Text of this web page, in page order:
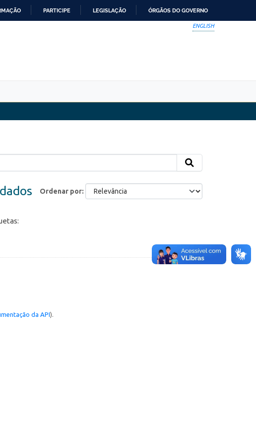
PARTICIPE LEGISLAÇÃO ÓRGÃOS DO GOVERNO
ENGLISH
Ordenar por
da API).